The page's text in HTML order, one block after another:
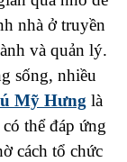
nhà ở truyền
và quản lý.
sống, nhiều
Mỹ Hưng là
thể đáp ứng
cách tổ chức